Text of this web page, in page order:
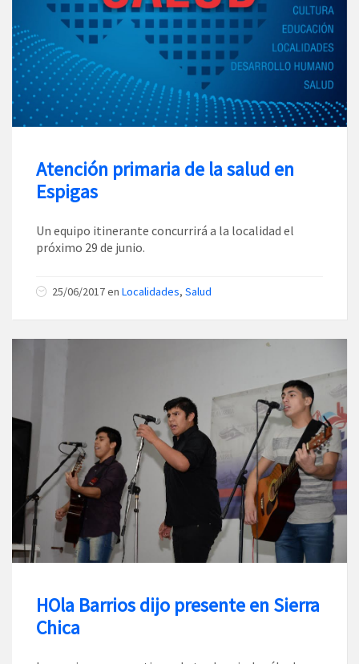
Atención primaria de la salud en
Espigas
Un equipo itinerante concurrirá a la localidad el
próximo 29 de junio.
25/06/2017en Localidades, Salud
HOla Barrios dijo presente en Sierra
Chica